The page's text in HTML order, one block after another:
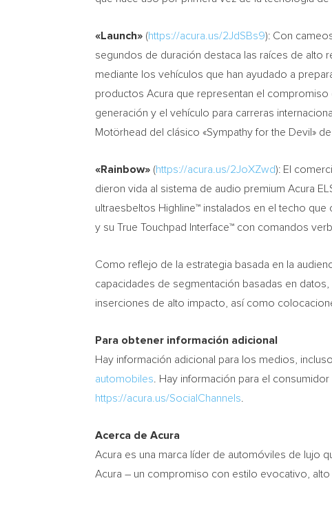
«Launch» (https://acura.us/2JdSBs9): Con
segundos de duración destaca las raíces de alto
mediante los vehículos que han ayudado a
productos Acura que representan el
generación y el vehículo para carreras
Motörhead del clásico «Sympathy for the Devil»
«Rainbow» (https://acura.us/2JoXZwd): El
dieron vida al sistema de audio premium Acura
ultraesbeltos Highline™ instalados en el techo
y su True Touchpad Interface™ con comandos
Como reflejo de la estrategia basada en la
capacidades de segmentación basadas en
inserciones de alto impacto, así como
Para obtener información adicional
Hay información adicional para los medios,
automobiles . Hay información para el
https://acura.us/SocialChannels
Acerca de Acura
Acura es una marca líder de automóviles de lujo
Acura – un compromiso con estilo evocativo,